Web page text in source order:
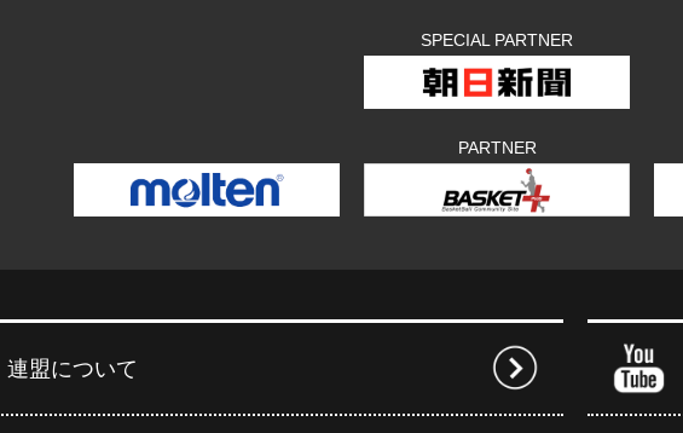
SPECIAL PARTNER
PARTNER
連盟について